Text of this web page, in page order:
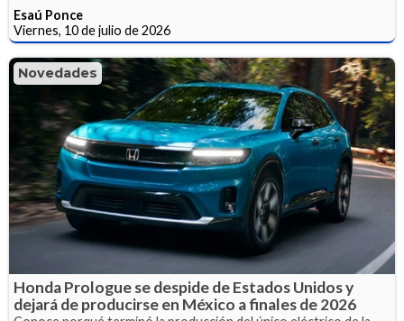
Esaú Ponce
Viernes, 10 de julio de 2026
Novedades
Honda Prologue se despide de Estados Unidos y
dejará de producirse en México a finales de 2026